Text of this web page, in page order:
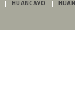
HUANCAYO